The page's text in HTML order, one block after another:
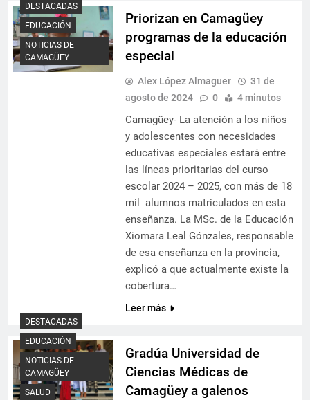
DESTACADAS
EDUCACIÓN
NOTICIAS DE
CAMAGÜEY
Priorizan en Camagüey
programas de la educación
especial
Alex López Almaguer
31 de
agosto de 2024
0 4 minutos
Camagüey- La atención a los niños
y adolescentes con necesidades
educativas especiales estará entre
las líneas prioritarias del curso
escolar 2024 – 2025, con más de 18
mil alumnos matriculados en esta
enseñanza. La MSc. de la Educación
Xiomara Leal Gónzales, responsable
de esa enseñanza en la provincia,
explicó a que actualmente existe la
cobertura…
Leer más
DESTACADAS
EDUCACIÓN
NOTICIAS DE
CAMAGÜEY
SALUD
Gradúa Universidad de
Ciencias Médicas de
Camagüey a galenos